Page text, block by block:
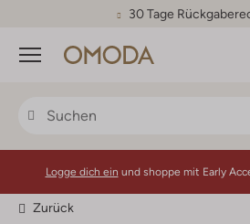
30 Tage
Menü
Logge dich ein und shoppe mit Early
Zurück